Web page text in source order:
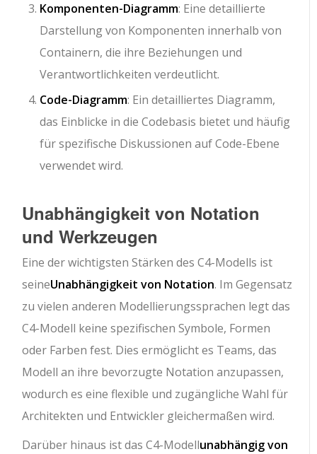
Komponenten-Diagramm: Eine detaillierte
Darstellung von Komponenten innerhalb von
Containern, die ihre Beziehungen und
Verantwortlichkeiten verdeutlicht.
Code-Diagramm: Ein detailliertes Diagramm,
das Einblicke in die Codebasis bietet und häufig
für spezifische Diskussionen auf Code-Ebene
verwendet wird.
Unabhängigkeit von Notation
und Werkzeugen
Eine der wichtigsten Stärken des C4-Modells ist
seineUnabhängigkeit von Notation. Im Gegensatz
zu vielen anderen Modellierungssprachen legt das
C4-Modell keine spezifischen Symbole, Formen
oder Farben fest. Dies ermöglicht es Teams, das
Modell an ihre bevorzugte Notation anzupassen,
wodurch es eine flexible und zugängliche Wahl für
Architekten und Entwickler gleichermaßen wird.
Darüber hinaus ist das C4-Modellunabhängig von